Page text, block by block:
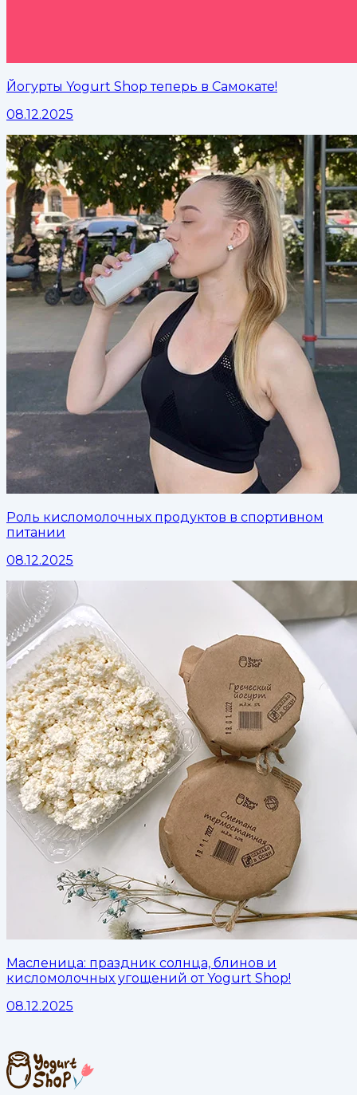
Йогурты Yogurt Shop теперь в Самокате!
08.12.2025
Роль кисломолочных продуктов в спортивном
питании
08.12.2025
Масленица: праздник солнца, блинов и
кисломолочных угощений от Yogurt Shop!
08.12.2025